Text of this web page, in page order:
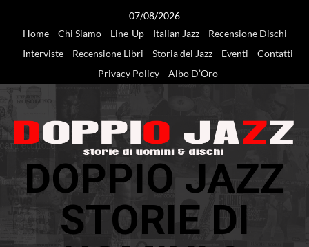
07/08/2026
Home
Chi Siamo Line-Up Italian Jazz
Recensione Dischi
Interviste
Recensione Libri Storia del Jazz Eventi
Contatti
Privacy Policy
Albo D’Oro
DOPPIO JAZZ
STORIE DI